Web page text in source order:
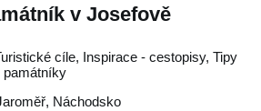
v Josefově
cíle, Inspirace - cestopisy, Tipy
památníky
, Náchodsko